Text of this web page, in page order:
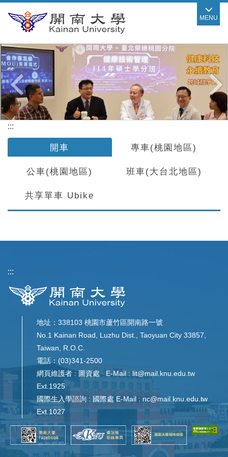
到
要
內
容
區
MENU
:::
開車 專車(桃園地區)
公車(桃園地區) 班車(大台北地區)
共享單車 Ubike
:::
地址：338103 桃園市蘆竹區開南路一號
No.1 Kainan Road, Luzhu Dist., Taoyuan City 33857,
Taiwan, R.O.C.
電話：(03)341-2500
網頁維護者 : 圖資處 E-Mail : lit@mail.knu.edu.tw
Ext.1925
國際生入學諮詢 : 國際處 E-Mail : nc@mail.knu.edu.tw
Ext.1027